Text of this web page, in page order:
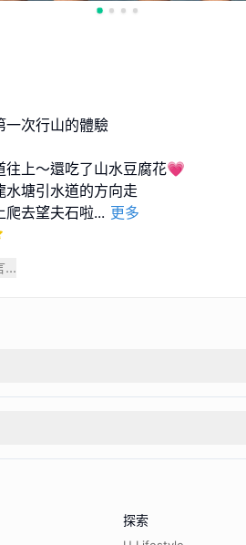
一次行山的體驗
往上～還吃了山水豆腐花💗
水塘引水道的方向走
爬去望夫石啦... 更多
...
探索